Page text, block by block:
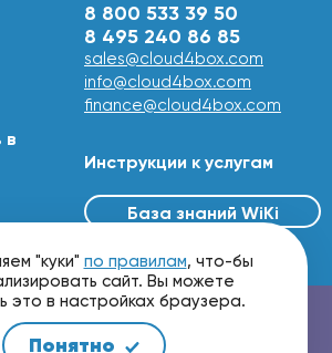
в
8 800 533 39 50
8 495 240 86 85
sales@cloud4box.com
info@cloud4box.com
finance@cloud4box.com
Инструкции к услугам
База знаний WiKi
и скорость сети
"куки" по правилам, что-бы
сайт. Вы можете
это в настройках браузера.
Понятно